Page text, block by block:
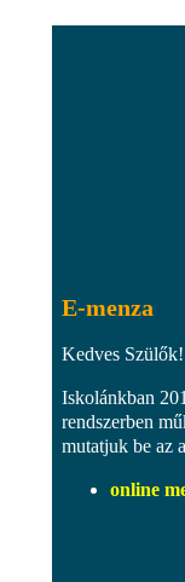
E-menza
Kedves Szülők!
Iskolánkban
rendszerben
mutatjuk be az
online